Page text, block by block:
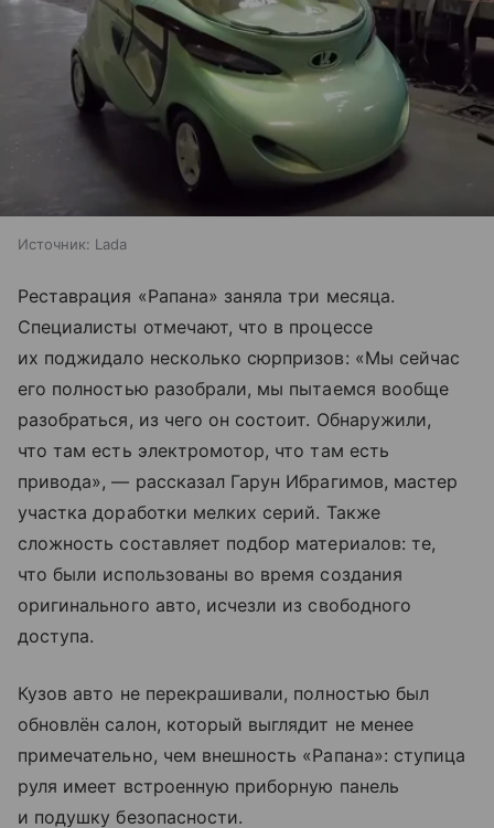
Источник: Lada
Реставрация «Рапана» заняла три месяца.
Специалисты отмечают, что в процессе
их поджидало несколько сюрпризов: «Мы сейчас
его полностью разобрали, мы пытаемся вообще
разобраться, из чего он состоит. Обнаружили,
что там есть электромотор, что там есть
привода», — рассказал Гарун Ибрагимов, мастер
участка доработки мелких серий. Также
сложность составляет подбор материалов: те,
что были использованы во время создания
оригинального авто, исчезли из свободного
доступа.
Кузов авто не перекрашивали, полностью был
обновлён салон, который выглядит не менее
примечательно, чем внешность «Рапана»: ступица
руля имеет встроенную приборную панель
и подушку безопасности.